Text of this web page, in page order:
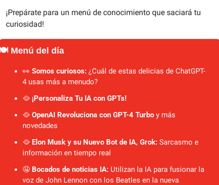
¡Prepárate para un menú de conocimiento que saciará tu
curiosidad!
Menú del día
👀 Somos curiosos: ¿Cuál de estas delicias de ChatGPT-
4 usas más a menudo?
🥘 ¡Personaliza Tu IA con GPTs!
🥘 OpenAI Revoluciona con GPT-4 Turbo y más
novedades
🥘 Elon Musk y su Nuevo Bot de IA, Grok: Sarcasmo e
información en tiempo real
🤤 Bocados de noticias IA: Utilizan la IA para fusionar la
voz de John Lennon con los Beatles en la nueva